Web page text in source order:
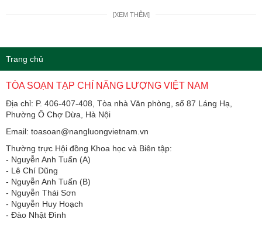
[XEM THÊM]
Trang chủ
TÒA SOẠN TẠP CHÍ NĂNG LƯỢNG VIỆT NAM
Địa chỉ: P. 406-407-408, Tòa nhà Văn phòng, số 87 Láng Hạ,
Phường Ô Chợ Dừa, Hà Nội
Email: toasoan@nangluongvietnam.vn
Thường trực Hội đồng Khoa học và Biên tập:
​​​​​​- Nguyễn Anh Tuấn (A)
- Lê Chí Dũng
- Nguyễn Anh Tuấn (B)
- Nguyễn Thái Sơn
- Nguyễn Huy Hoạch
- Đào Nhật Đình